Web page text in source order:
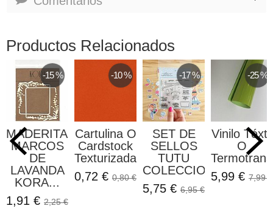
Productos Relacionados
-15 %
MADERITAS
MARCOS
DE
LAVANDA
KORA...
1,91 € 2,25 €
-10 %
Cartulina O
Cardstock
Texturizada...
0,72 € 0,80 €
-17 %
SET DE
SELLOS
TUTU
COLECCION...
5,75 € 6,95 €
-25 %
Vinilo Téxtil
O
5,99 € 7,99 €